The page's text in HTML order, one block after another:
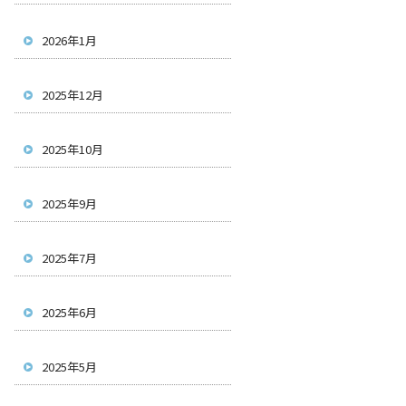
2026年1月
2025年12月
2025年10月
2025年9月
2025年7月
2025年6月
2025年5月